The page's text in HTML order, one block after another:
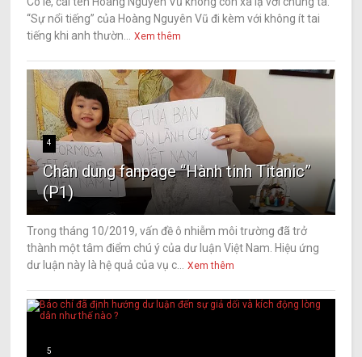
“Sự nổi tiếng” của Hoàng Nguyên Vũ đi kèm với không ít tai
tiếng khi anh thườn...
Xem thêm
4
Chân dung fanpage “Hành tinh Titanic”
(P1)
Trong tháng 10/2019, vấn đề ô nhiễm môi trường đã trở
thành một tâm điểm chú ý của dư luận Việt Nam. Hiệu ứng
dư luận này là hệ quả của vụ c...
Xem thêm
5